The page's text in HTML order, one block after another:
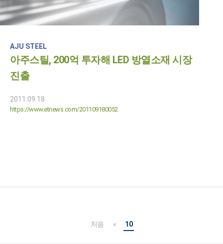
AJU STEEL
아주스틸, 200억 투자해 LED 방열소재 시장
진출
2011.09.18
https://www.etnews.com/201109180052
처음 « 10